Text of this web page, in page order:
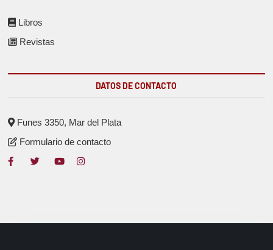
Libros
Revistas
DATOS DE CONTACTO
Funes 3350, Mar del Plata
Formulario de contacto